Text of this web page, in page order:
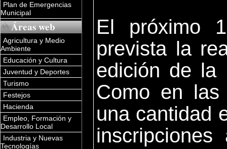
Plan de Emergencias
Municipal
Áreas web
Agricultura y Medio
Ambiente
Educación y Cultura
Juventud y Deportes
Turismo
Festejos
Hacienda
Empleo, Formación y
Desarrollo Local
Industria y Nuevas
Tecnologías
El próximo
prevista la
edición de
Como en las
una cantidad